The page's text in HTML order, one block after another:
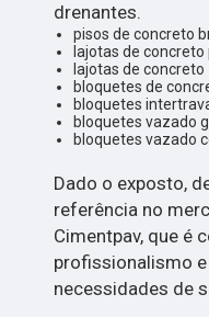
drenantes.
pisos de concreto
lajotas de concreto
lajotas de concreto
bloquetes de
bloquetes
bloquetes vazado
bloquetes vazado
Dado o exposto,
referência no
Cimentpav, que é
profissionalismo
necessidades de